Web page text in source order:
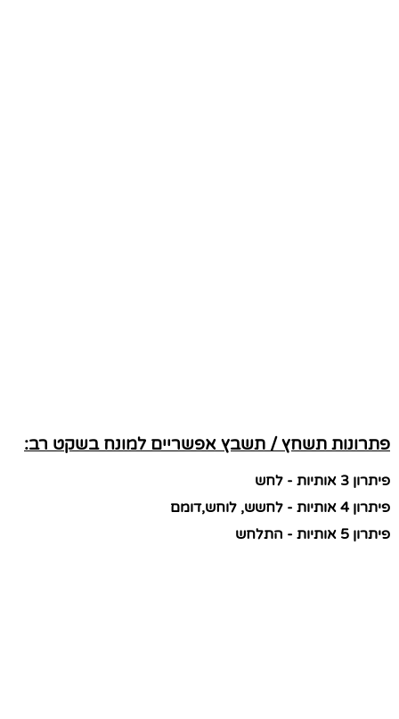
פתרונות תשחץ / תשבץ אפשריים למונח בשקט רב:
פיתרון 3 אותיות - לחש
פיתרון 4 אותיות - לחשש, לוחש,דומם
פיתרון 5 אותיות - התלחש